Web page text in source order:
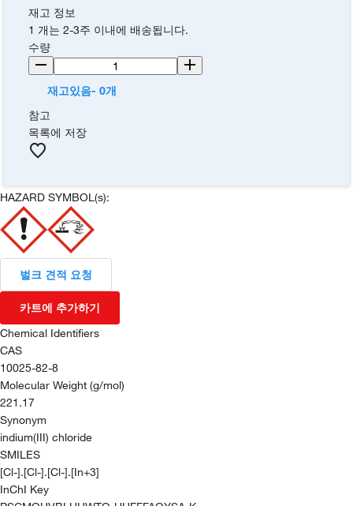
재고 정보
1 개는 2-3주 이내에 배송됩니다.
수량
재고있음- 0개
참고
목록에 저장
HAZARD SYMBOL(s):
벌크 견적 요청
카트에 추가하기
Chemical Identifiers
CAS
10025-82-8
Molecular Weight (g/mol)
221.17
Synonym
indium(III) chloride
SMILES
[Cl-].[Cl-].[Cl-].[In+3]
InChI Key